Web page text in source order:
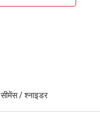
सीमेंस / श्नाइडर